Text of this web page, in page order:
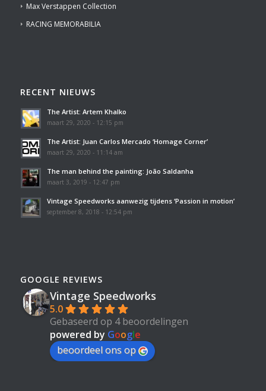
Max Verstappen Collection
RACING MEMORABILIA
RECENT NIEUWS
The Artist: Artem Khalko
maart 29, 2020 - 12:15 pm
The Artist: Juan Carlos Mercado ‘Homage Corner’
maart 29, 2020 - 11:14 am
The man behind the painting: João Saldanha
maart 3, 2019 - 12:47 pm
Vintage Speedworks aanwezig tijdens ‘Passion in motion’
september 8, 2018 - 12:54 pm
GOOGLE REVIEWS
Vintage Speedworks
5.0
Gebaseerd op 4 beoordelingen
powered by Google
beoordeel ons op